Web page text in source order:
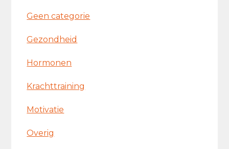
Geen categorie
Gezondheid
Hormonen
Krachttraining
Motivatie
Overig